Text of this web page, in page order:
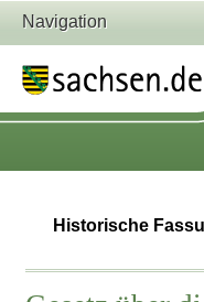
Navigation
Historische